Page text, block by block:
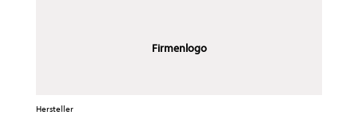
Firmenlogo
Hersteller